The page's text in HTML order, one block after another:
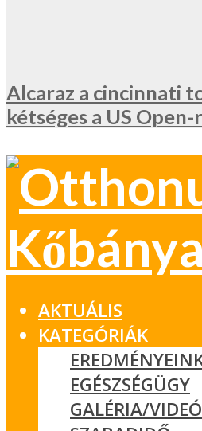
Alcaraz a cincinnati
kétséges a US
AKTUÁLIS
KATEGÓRIÁK
EGÉSZSÉGÜGY
GALÉRIA/